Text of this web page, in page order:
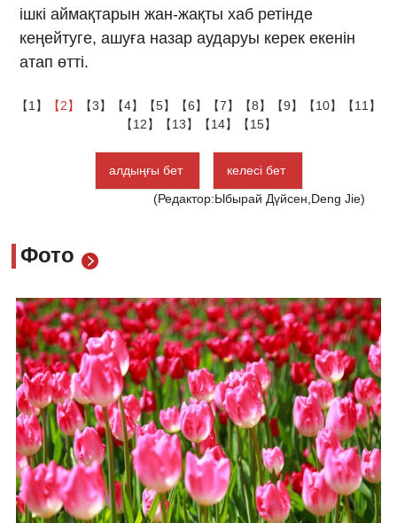
ішкі аймақтарын жан-жақты хаб ретінде
кеңейтуге, ашуға назар аударуы керек екенін
атап өтті.
【1】 【2】 【3】 【4】 【5】 【6】 【7】 【8】 【9】 【10】
【11】
【12】
【13】 【14】 【15】
алдыңғы бет
келесі бет
(Редактор:Ыбырай Дүйсен,Deng Jie)
Фото